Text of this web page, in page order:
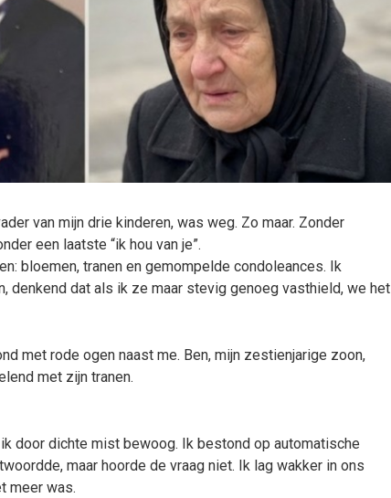
van mijn drie kinderen, was weg. Zo maar. Zonder
een laatste “ik hou van je”.
bloemen, tranen en gemompelde condoleances. Ik
denkend dat als ik ze maar stevig genoeg vasthield, we het
met rode ogen naast me. Ben, mijn zestienjarige zoon,
met zijn tranen.
door dichte mist bewoog. Ik bestond op automatische
maar hoorde de vraag niet. Ik lag wakker in ons
meer was.